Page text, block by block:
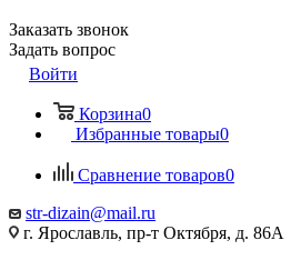
Заказать звонок
Задать вопрос
Войти
Корзина0
Избранные товары0
Сравнение товаров0
str-dizain@mail.ru
г. Ярославль, пр-т Октября, д. 86А